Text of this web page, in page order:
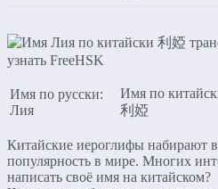
Имя по русски:
Лия
Имя по
利婭
Китайские иероглифы набирают
популярность в мире. Многих
написать своё имя на китайском?